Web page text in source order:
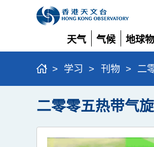
天气
展
开
气候
展
开
地球
展
开
> 学习 > 刊物 > 二
二零零五热带气旋